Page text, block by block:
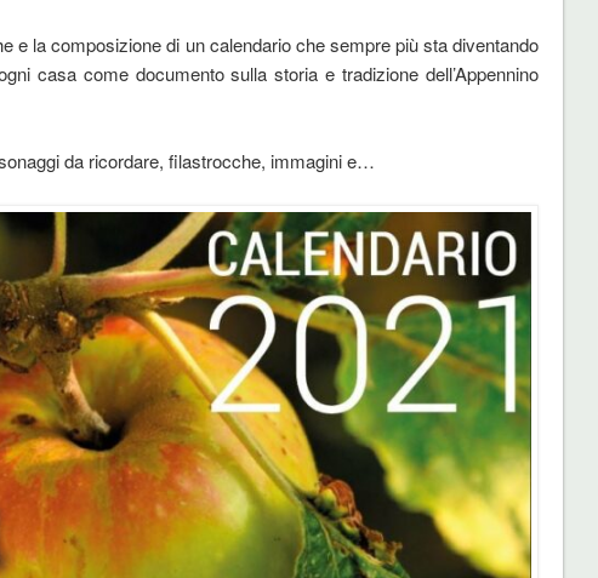
e la composizione di un calendario che sempre più sta diventando
casa come documento sulla storia e tradizione dell’Appennino
da ricordare, filastrocche, immagini e…